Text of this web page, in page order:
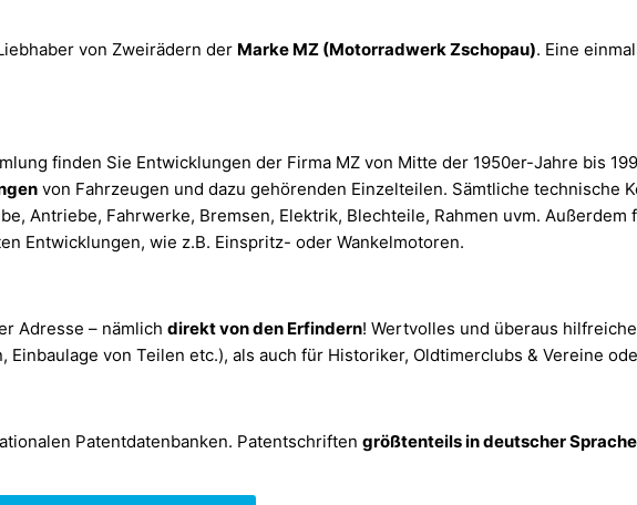
von Zweirädern der Marke MZ (Motorradwerk Zschopau). Eine
finden Sie Entwicklungen der Firma MZ von Mitte der 1950er-Jahre bis
von Fahrzeugen und dazu gehörenden Einzelteilen. Sämtliche technische
Antriebe, Fahrwerke, Bremsen, Elektrik, Blechteile, Rahmen uvm.
Entwicklungen, wie z.B. Einspritz- oder Wankelmotoren.
Adresse – nämlich direkt von den Erfindern! Wertvolles und überaus
von Teilen etc.), als auch für Historiker, Oldtimerclubs & Vereine
Patentdatenbanken. Patentschriften größtenteils in deutscher Sprache